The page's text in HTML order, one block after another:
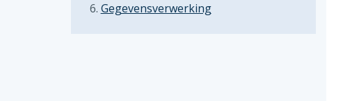
Gegevensverwerking